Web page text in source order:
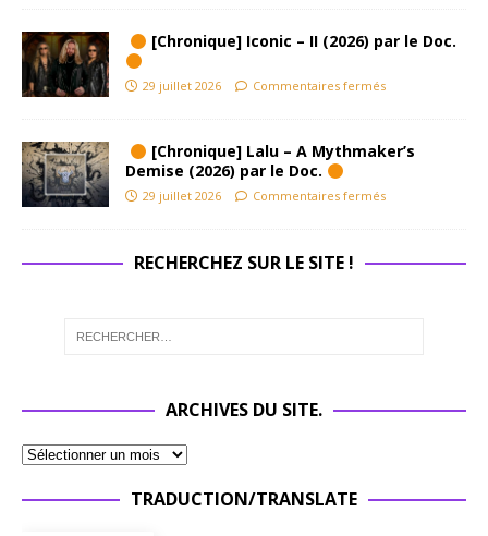
[Chronique] Iconic – II (2026) par le Doc.
29 juillet 2026 Commentaires fermés
[Chronique] Lalu – A Mythmaker’s
Demise (2026) par le Doc.
29 juillet 2026 Commentaires fermés
RECHERCHEZ SUR LE SITE !
ARCHIVES DU SITE.
TRADUCTION/TRANSLATE